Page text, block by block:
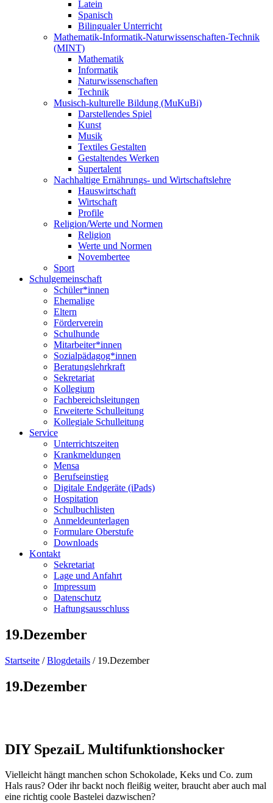
Latein
Spanisch
Bilingualer Unterricht
Mathematik-Informatik-Naturwissenschaften-Technik
(MINT)
Mathematik
Informatik
Naturwissenschaften
Technik
Musisch-kulturelle Bildung (MuKuBi)
Darstellendes Spiel
Kunst
Musik
Textiles Gestalten
Gestaltendes Werken
Supertalent
Nachhaltige Ernährungs- und Wirtschaftslehre
Hauswirtschaft
Wirtschaft
Profile
Religion/Werte und Normen
Religion
Werte und Normen
Novembertee
Sport
Schulgemeinschaft
Schüler*innen
Ehemalige
Eltern
Förderverein
Schulhunde
Mitarbeiter*innen
Sozialpädagog*innen
Beratungslehrkraft
Sekretariat
Kollegium
Fachbereichsleitungen
Erweiterte Schulleitung
Kollegiale Schulleitung
Service
Unterrichtszeiten
Krankmeldungen
Mensa
Berufseinstieg
Digitale Endgeräte (iPads)
Hospitation
Schulbuchlisten
Anmeldeunterlagen
Formulare Oberstufe
Downloads
Kontakt
Sekretariat
Lage und Anfahrt
Impressum
Datenschutz
Haftungsausschluss
19.Dezember
Startseite /Blogdetails / 19.Dezember
19.Dezember
DIY SpezaiL Multifunktionshocker
Vielleicht hängt manchen schon Schokolade, Keks und Co. zum
Hals raus? Oder ihr backt noch fleißig weiter, braucht aber auch mal
eine richtig coole Bastelei dazwischen?